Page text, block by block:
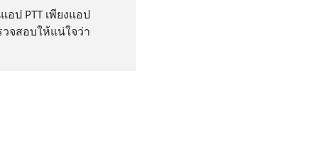
ป PTT เพียงแอป
จสอบให้แน่ใจว่า